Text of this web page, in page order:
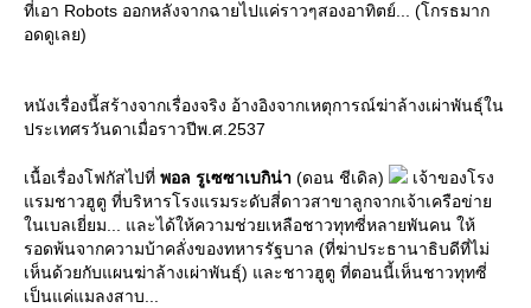
ที่เอา Robots ออกหลังจากฉายไปแค่ราวๆสองอาทิตย์... (โกรธมาก
อดดูเลย)
หนังเรื่องนี้สร้างจากเรื่องจริง อ้างอิงจากเหตุการณ์ฆ่าล้างเผ่าพันธุ์ใน
ประเทศรวันดาเมื่อราวปีพ.ศ.2537
เนื้อเรื่องโฟกัสไปที่ พอล รูเซซาเบกิน่า (ดอน ชีเดิล)
เจ้าของโรง
รมชาวฮูตู ที่บริหารโรงแรมระดับสี่ดาวสาขาลูกจากเจ้าเครือข่า
นเบลเยี่ยม... และได้ให้ความช่วยเหลือชาวทุทซี่หลายพันคน ให้
รอดพ้นจากความบ้าคลั่งของทหารรัฐบาล (ที่ฆ่าประธานาธิบดีที่ไม่
เห็นด้วยกับแผนฆ่าล้างเผ่าพันธุ์) และชาวฮูตู ที่ตอนนี้เห็นชาวทุทซี่
เป็นแค่แมลงสาบ...